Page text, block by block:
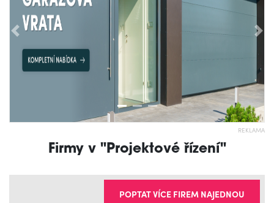
Předchozí
REKLAMA
Firmy v "Projektové řízení"
POPTAT VÍCE FIREM NAJEDNOU